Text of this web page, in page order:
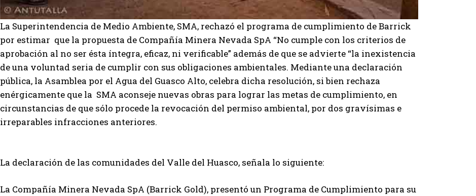
La Superintendencia de Medio Ambiente, SMA, rechazó el programa de cumplimiento de Barrick
por estimar que la propuesta de Compañía Minera Nevada SpA “No cumple con los criterios de
aprobación al no ser ésta íntegra, eficaz, ni verificable” además de que se advierte “la inexistencia
de una voluntad seria de cumplir con sus obligaciones ambientales. Mediante una declaración
pública, la Asamblea por el Agua del Guasco Alto, celebra dicha resolución, si bien rechaza
enérgicamente que la SMA aconseje nuevas obras para lograr las metas de cumplimiento, en
circunstancias de que sólo procede la revocación del permiso ambiental, por dos gravísimas e
irreparables infracciones anteriores.
La declaración de las comunidades del Valle del Huasco, señala lo siguiente:
La Compañía Minera Nevada SpA (Barrick Gold), presentó un Programa de Cumplimiento para su